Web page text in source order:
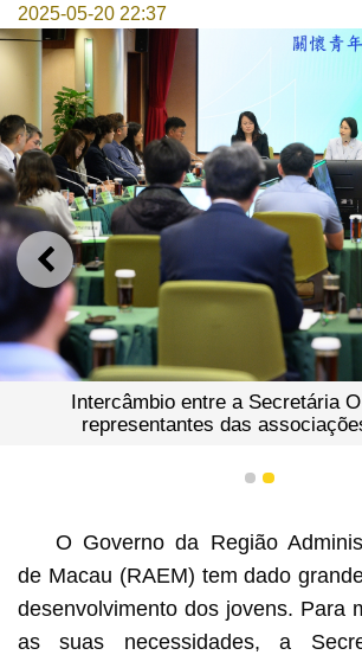
2025-05-20 22:37
ANTERIOR
Intercâmbio entre a Secretária
representantes das
1 2
O Governo da Região
de Macau (RAEM) tem dado
desenvolvimento dos jovens. Para
as suas necessidades, a